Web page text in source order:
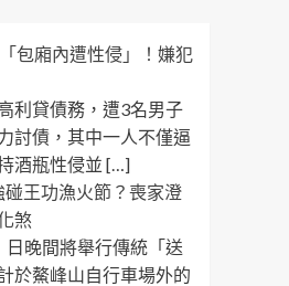
包廂內遭性侵」！嫌犯
利貸債務，遭3名男子
討債，其中一人不僅逼
酒瓶性侵並 […]
王功漁火節？喪家澄
煞
晚間將舉行傳統「送
於鰲峰山自行車場外的